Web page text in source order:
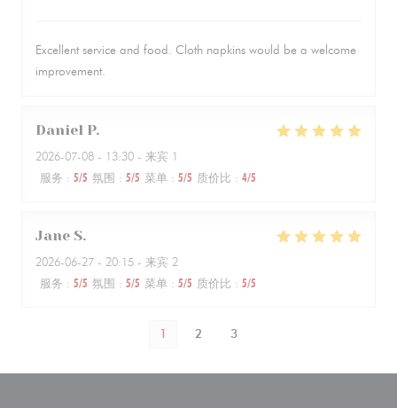
Excellent service and food. Cloth napkins would be a welcome
improvement.
Daniel P
2026-07-08 - 13:30 - 来宾 1
服务 : 5/5 氛围 : 5/5 菜单 : 5/5 质价比 : 4/5
Jane S
2026-06-27 - 20:15 - 来宾 2
服务 : 5/5 氛围 : 5/5 菜单 : 5/5 质价比 : 5/5
1 2 3